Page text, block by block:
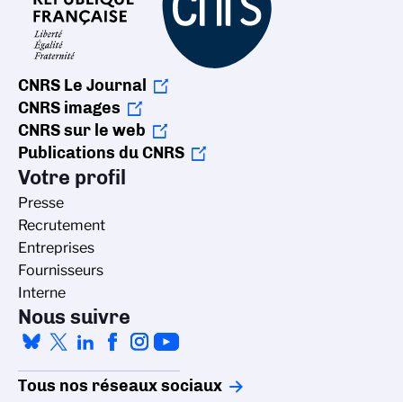
CNRS Le Journal
CNRS images
CNRS sur le web
Publications du CNRS
Votre profil
Presse
Recrutement
Entreprises
Fournisseurs
Interne
Nous suivre
Tous nos réseaux sociaux